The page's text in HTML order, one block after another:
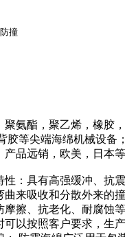
撞
氨酯，聚乙烯，橡胶
胶等尖端海绵机械设备
品远销，欧美，日本等
：具有高强缓冲、抗
来吸收和分散外来的
擦、抗老化、耐腐蚀
以按照客户要求，生